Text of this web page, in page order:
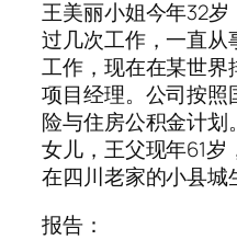
王美丽小姐今年32
过几次工作，一直
工作，现在在某世
项目经理。公司按
险与住房公积金计
女儿，王父现年61
在四川老家的小县城
报告：